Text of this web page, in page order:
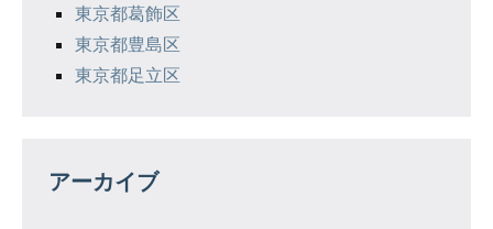
東京都葛飾区
東京都豊島区
東京都足立区
アーカイブ